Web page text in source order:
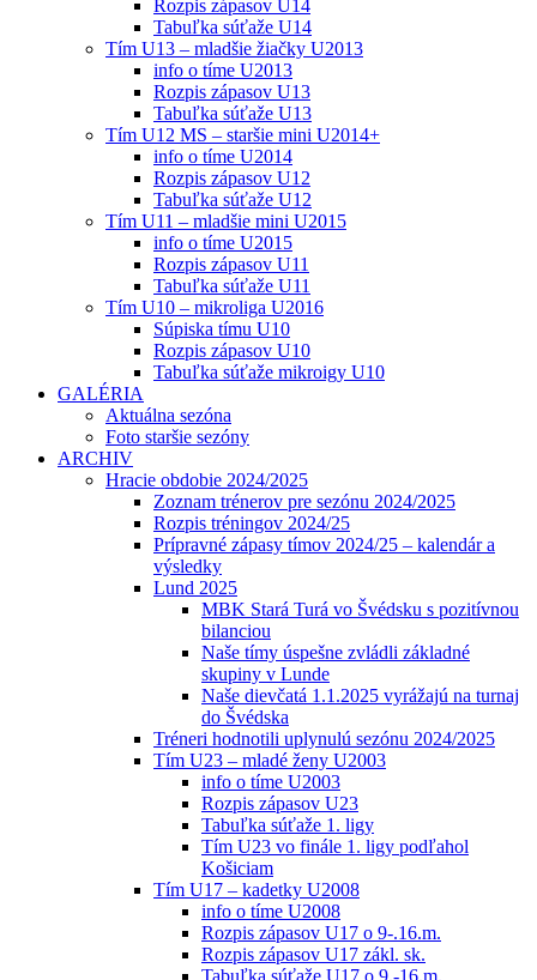
Rozpis zápasov U14
Tabuľka súťaže U14
Tím U13 – mladšie žiačky U2013
info o tíme U2013
Rozpis zápasov U13
Tabuľka súťaže U13
Tím U12 MS – staršie mini U2014+
info o tíme U2014
Rozpis zápasov U12
Tabuľka súťaže U12
Tím U11 – mladšie mini U2015
info o tíme U2015
Rozpis zápasov U11
Tabuľka súťaže U11
Tím U10 – mikroliga U2016
Súpiska tímu U10
Rozpis zápasov U10
Tabuľka súťaže mikroigy U10
GALÉRIA
Aktuálna sezóna
Foto staršie sezóny
ARCHIV
Hracie obdobie 2024/2025
Zoznam trénerov pre sezónu 2024/2025
Rozpis tréningov 2024/25
Prípravné zápasy tímov 2024/25 – kalendár a
výsledky
Lund 2025
MBK Stará Turá vo Švédsku s pozitívnou
bilanciou
Naše tímy úspešne zvládli základné
skupiny v Lunde
Naše dievčatá 1.1.2025 vyrážajú na turnaj
do Švédska
Tréneri hodnotili uplynulú sezónu 2024/2025
Tím U23 – mladé ženy U2003
info o tíme U2003
Rozpis zápasov U23
Tabuľka súťaže 1. ligy
Tím U23 vo finále 1. ligy podľahol
Košiciam
Tím U17 – kadetky U2008
info o tíme U2008
Rozpis zápasov U17 o 9-.16.m.
Rozpis zápasov U17 zákl. sk.
Tabuľka súťaže U17 o 9.-16.m.